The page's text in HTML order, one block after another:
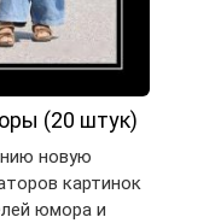
(20 штук)
новую
картинок
юмора и